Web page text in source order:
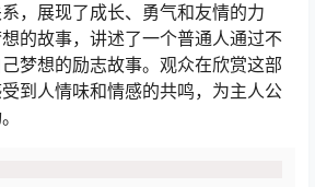
，展现了成长、勇气和友情的力
的故事，讲述了一个普通人通过不
梦想的励志故事。观众在欣赏这部
到人情味和情感的共鸣，为主人公